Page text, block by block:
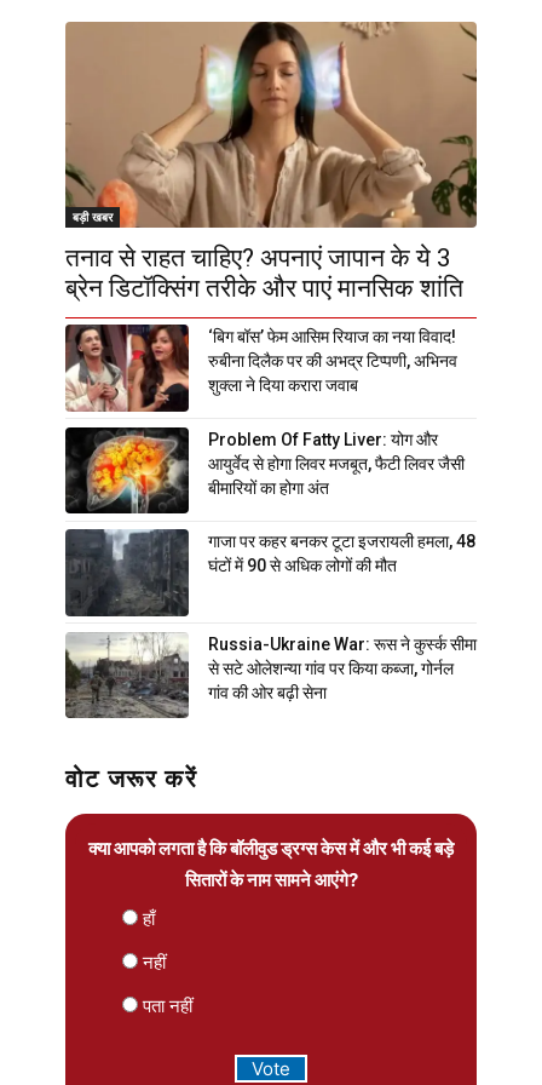
बड़ी खबर
तनाव से राहत चाहिए? अपनाएं जापान के ये 3
ब्रेन डिटॉक्सिंग तरीके और पाएं मानसिक शांति
‘बिग बॉस’ फेम आसिम रियाज का नया विवाद!
रुबीना दिलैक पर की अभद्र टिप्पणी, अभिनव
शुक्ला ने दिया करारा जवाब
Problem Of Fatty Liver: योग और
आयुर्वेद से होगा लिवर मजबूत, फैटी लिवर जैसी
बीमारियों का होगा अंत
गाजा पर कहर बनकर टूटा इजरायली हमला, 48
घंटों में 90 से अधिक लोगों की मौत
Russia-Ukraine War: रूस ने कुर्स्क सीमा
से सटे ओलेशन्या गांव पर किया कब्जा, गोर्नल
गांव की ओर बढ़ी सेना
वोट जरूर करें
क्या आपको लगता है कि बॉलीवुड ड्रग्स केस में और भी कई बड़े
सितारों के नाम सामने आएंगे?
हाँ
नहीं
पता नहीं